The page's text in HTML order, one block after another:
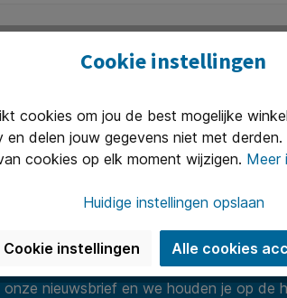
8.30 tot 17.00 te woord per
Nieuwsbrief
onze nieuwsbrief en we houden je op de
Cookie instellingen
cookies om jou de best mogelijke
en delen jouw gegevens niet met
cookies op elk moment wijzigen. Meer
Huidige instellingen opslaan
Cookie instellingen Alle cookies